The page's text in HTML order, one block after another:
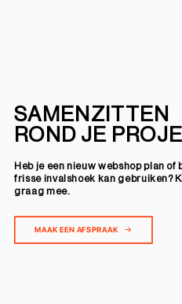
SAMENZITTEN
ROND JE
Heb je een nieuw webshop plan
frisse invalshoek kan gebruiken?
graag mee.
MAAK EEN AFSPRAAK